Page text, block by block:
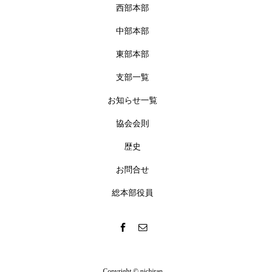
西部本部
中部本部
東部本部
支部一覧
お知らせ一覧
協会会則
歴史
お問合せ
総本部役員